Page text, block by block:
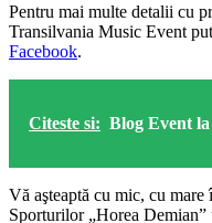
Pentru mai multe detalii cu
Transilvania Music Event
Facebook.
Citeste si: Blog Event
Vă aşteaptă cu mic, cu
Sporturilor „Horea